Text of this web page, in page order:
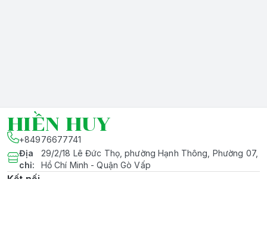
HIỀN HUY
+84976677741
Địa
chỉ:
29/2/18 Lê Đức Thọ, phường Hạnh Thông, Phường 07,
Hồ Chí Minh - Quận Gò Vấp
Kết nối